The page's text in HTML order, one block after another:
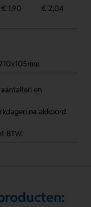
€ 1,90 € 2,04
en
na akkoord
BTW.